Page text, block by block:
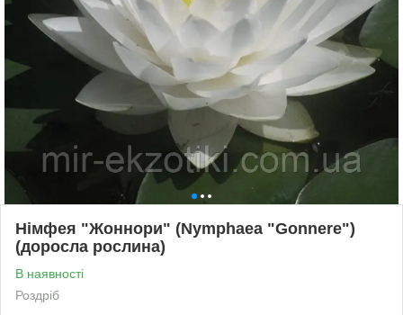
Німфея "Жоннори" (Nymphaea "Gonnere")
(доросла рослина)
В наявності
Роздріб